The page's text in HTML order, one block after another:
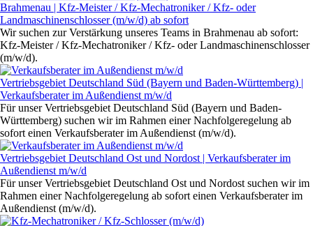
Brahmenau | Kfz-Meister / Kfz-Mechatroniker / Kfz- oder
Landmaschinenschlosser (m/w/d) ab sofort
Wir suchen zur Verstärkung unseres Teams in Brahmenau ab sofort:
Kfz-Meister / Kfz-Mechatroniker / Kfz- oder Landmaschinenschlosser
(m/w/d).
Vertriebsgebiet Deutschland Süd (Bayern und Baden-Württemberg) |
Verkaufsberater im Außendienst m/w/d
Für unser Vertriebsgebiet Deutschland Süd (Bayern und Baden-
Württemberg) suchen wir im Rahmen einer Nachfolgeregelung ab
sofort einen Verkaufsberater im Außendienst (m/w/d).
Vertriebsgebiet Deutschland Ost und Nordost | Verkaufsberater im
Außendienst m/w/d
Für unser Vertriebsgebiet Deutschland Ost und Nordost suchen wir im
Rahmen einer Nachfolgeregelung ab sofort einen Verkaufsberater im
Außendienst (m/w/d).